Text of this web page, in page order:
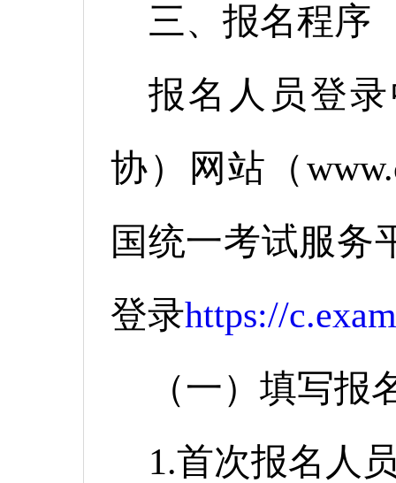
三、报名程序
报名人员登
协）网站（
国统一考试服务
登录https://
（一）填写报
1.首次报名人